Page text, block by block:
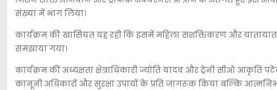
संख्या में भाग लिया।
कार्यक्रम की खासियत यह रही कि इसमें महिला सशक्तिकरण और
समझाया गया।
कार्यक्रम की अध्यक्षता क्षेत्राधिकारी ज्योति यादव और ट्रेनी सीओ
कानूनी अधिकारों और सुरक्षा उपायों के प्रति जागरूक किया बल्कि